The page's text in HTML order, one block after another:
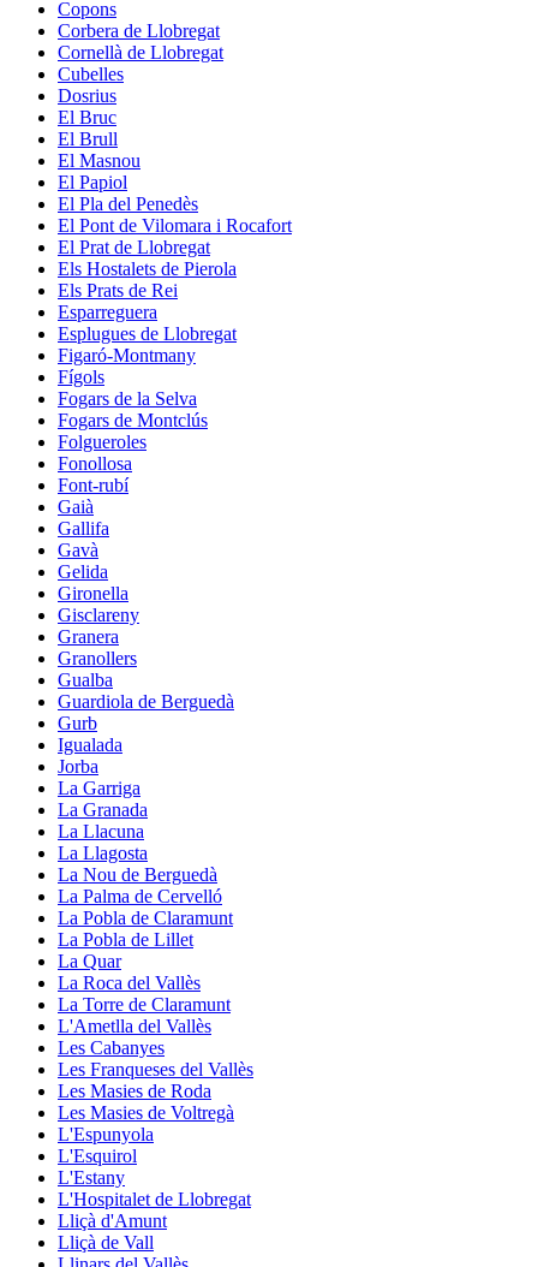
Copons
Corbera de Llobregat
Cornellà de Llobregat
Cubelles
Dosrius
El Bruc
El Brull
El Masnou
El Papiol
El Pla del Penedès
El Pont de Vilomara i Rocafort
El Prat de Llobregat
Els Hostalets de Pierola
Els Prats de Rei
Esparreguera
Esplugues de Llobregat
Figaró-Montmany
Fígols
Fogars de la Selva
Fogars de Montclús
Folgueroles
Fonollosa
Font-rubí
Gaià
Gallifa
Gavà
Gelida
Gironella
Gisclareny
Granera
Granollers
Gualba
Guardiola de Berguedà
Gurb
Igualada
Jorba
La Garriga
La Granada
La Llacuna
La Llagosta
La Nou de Berguedà
La Palma de Cervelló
La Pobla de Claramunt
La Pobla de Lillet
La Quar
La Roca del Vallès
La Torre de Claramunt
L'Ametlla del Vallès
Les Cabanyes
Les Franqueses del Vallès
Les Masies de Roda
Les Masies de Voltregà
L'Espunyola
L'Esquirol
L'Estany
L'Hospitalet de Llobregat
Lliçà d'Amunt
Lliçà de Vall